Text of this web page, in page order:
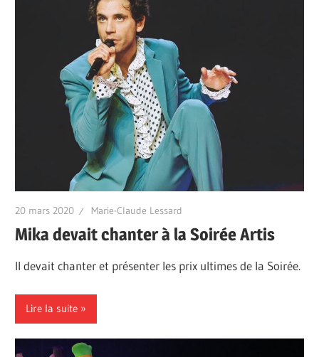
20 mars 2020 Marie-Claude Lessard
Mika devait chanter à la Soirée Artis
Il devait chanter et présenter les prix ultimes de la Soirée.
Lire la suite